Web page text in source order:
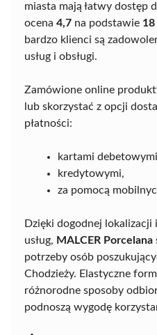
miasta mają łatwy dostęp
ocena 4,7 na podstawie
bardzo klienci są
usług i obsługi.
Zamówione online
lub skorzystać z opcji
płatności:
kartami
kredytowymi,
za pomocą
Dzięki dogodnej
usług, MALCER Porcelana
potrzeby osób
Chodzieży. Elastyczne
różnorodne sposoby
podnoszą wygodę